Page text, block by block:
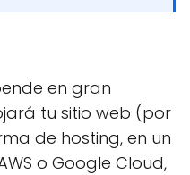
en gran
tu sitio web (por
de hosting, en un
o Google Cloud,